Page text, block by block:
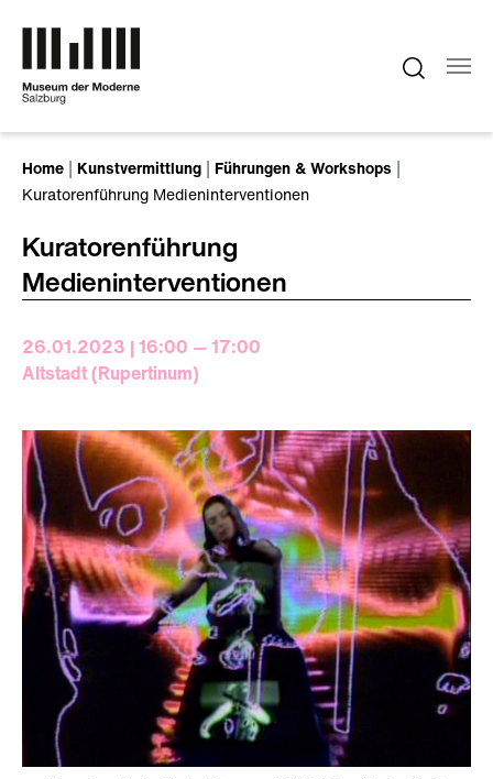
Home Kunstvermittlung
Führungen & Workshops
Kuratorenführung Medieninterventionen
Kuratorenführung
Medieninterventionen
26.01.2023 | 16:00 — 17:00
Altstadt (Rupertinum)